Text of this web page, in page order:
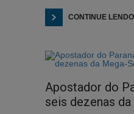
CONTINUE LENDO
Apostador do
seis dezenas